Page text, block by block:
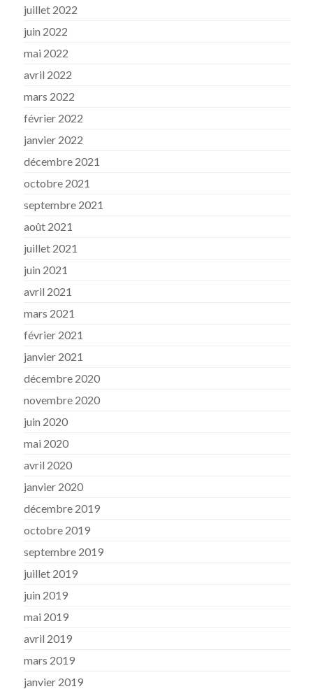
juillet 2022
juin 2022
mai 2022
avril 2022
mars 2022
février 2022
janvier 2022
décembre 2021
octobre 2021
septembre 2021
août 2021
juillet 2021
juin 2021
avril 2021
mars 2021
février 2021
janvier 2021
décembre 2020
novembre 2020
juin 2020
mai 2020
avril 2020
janvier 2020
décembre 2019
octobre 2019
septembre 2019
juillet 2019
juin 2019
mai 2019
avril 2019
mars 2019
janvier 2019